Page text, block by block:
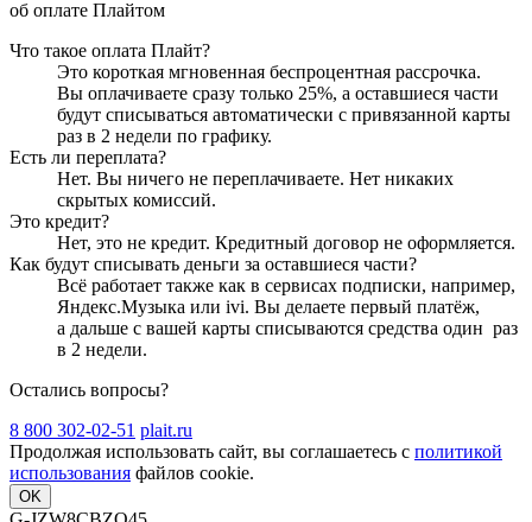
об оплате Плайтом
Что такое оплата Плайт?
Это короткая мгновенная беспроцентная рассрочка.
Вы оплачиваете сразу только 25%, а оставшиеся части
будут списываться автоматически с привязанной карты
раз в 2 недели по графику.
Есть ли переплата?
Нет. Вы ничего не переплачиваете. Нет никаких
скрытых комиссий.
Это кредит?
Нет, это не кредит. Кредитный договор не оформляется.
Как будут списывать деньги за оставшиеся части?
Всё работает также как в сервисах подписки, например,
Яндекс.Музыка или ivi. Вы делаете первый платёж,
а дальше с вашей карты списываются средства один раз
в 2 недели.
Остались вопросы?
8 800 302-02-51 plait.ru
Продолжая использовать сайт, вы соглашаетесь с политикой
использования файлов cookie.
OK